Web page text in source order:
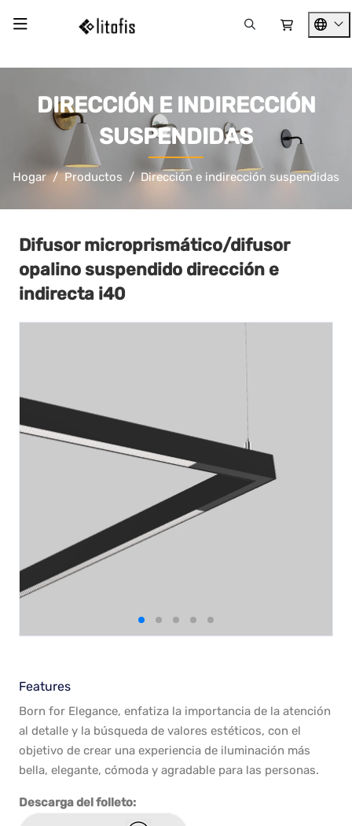
DIRECCIÓN E INDIRECCIÓN
SUSPENDIDAS
Hogar Productos Dirección e indirección suspendidas
Difusor microprismático/difusor
opalino suspendido dirección e
indirecta i40
Features
Born for Elegance, enfatiza la importancia de la atención
al detalle y la búsqueda de valores estéticos, con el
objetivo de crear una experiencia de iluminación más
bella, elegante, cómoda y agradable para las personas.
Descarga del folleto: